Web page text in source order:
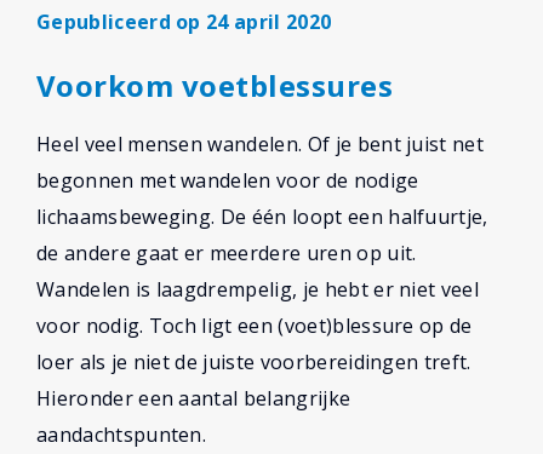
Gepubliceerd op 24 april 2020
Voorkom voetblessures
Heel veel mensen wandelen. Of je bent juist net
begonnen met wandelen voor de nodige
lichaamsbeweging. De één loopt een halfuurtje,
de andere gaat er meerdere uren op uit.
Wandelen is laagdrempelig, je hebt er niet veel
voor nodig. Toch ligt een (voet)blessure op de
loer als je niet de juiste voorbereidingen treft.
Hieronder een aantal belangrijke
aandachtspunten.